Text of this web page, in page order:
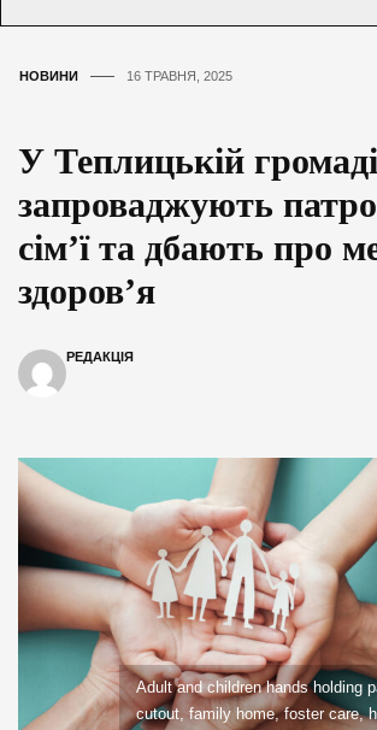
НОВИНИ 16 ТРАВНЯ, 2025
У Теплицькій громаді
запроваджують
сім’ї та дбають про
здоров’я
РЕДАКЦІЯ
Adult and children hands holding
cutout, family home, foster care,